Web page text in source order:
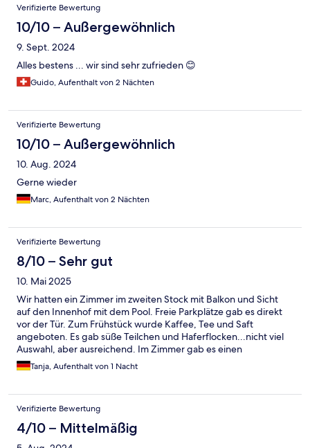
Verifizierte Bewertung
10/10 – Außergewöhnlich
9. Sept. 2024
Alles bestens ... wir sind sehr zufrieden 😊
Guido, Aufenthalt von 2 Nächten
Verifizierte Bewertung
10/10 – Außergewöhnlich
10. Aug. 2024
Gerne wieder
Marc, Aufenthalt von 2 Nächten
Verifizierte Bewertung
8/10 – Sehr gut
10. Mai 2025
Wir hatten ein Zimmer im zweiten Stock mit Balkon und Sicht
auf den Innenhof mit dem Pool. Freie Parkplätze gab es direkt
vor der Tür. Zum Frühstück wurde Kaffee, Tee und Saft
angeboten. Es gab süße Teilchen und Haferflocken...nicht viel
Auswahl, aber ausreichend. Im Zimmer gab es einen
Kühlschrank sowie eine Microwelle. Die Betten waren bequem
und es war alles sehr sauber. Wir würden hier wieder
Tanja, Aufenthalt von 1 Nacht
Verifizierte Bewertung
4/10 – Mittelmäßig